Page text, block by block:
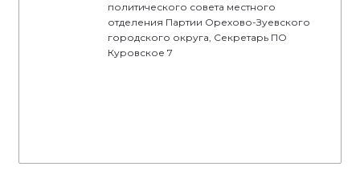
политического совета местного
отделения Партии Орехово-Зуевского
городского округа, Секретарь ПО
Куровское 7